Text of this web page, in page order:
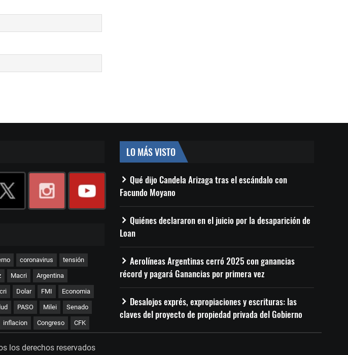
coronavirus tensión
Macri Argentina
Dolar FMI Economia
PASO Milei Senado
inflacion Congreso CFK
LO MÁS VISTO
Qué dijo Candela Arizaga tras el escándalo con
Facundo Moyano
Quiénes declararon en el juicio por la desaparición de
Loan
Aerolíneas Argentinas cerró 2025 con ganancias
récord y pagará Ganancias por primera vez
Desalojos exprés, expropiaciones y escrituras: las
claves del proyecto de propiedad privada del Gobierno
los derechos reservados